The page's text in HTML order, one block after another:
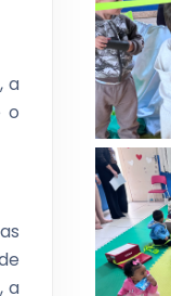
a
o
a